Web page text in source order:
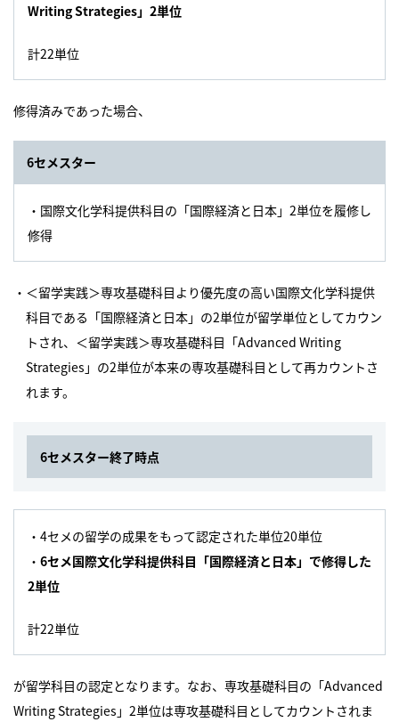
Writing Strategies」2単位
計22単位
修得済みであった場合、
6セメスター
・国際文化学科提供科目の「国際経済と日本」2単位を履修し
修得
・＜留学実践＞専攻基礎科目より優先度の高い国際文化学科提供
科目である「国際経済と日本」の2単位が留学単位としてカウン
トされ、＜留学実践＞専攻基礎科目「Advanced Writing
Strategies」の2単位が本来の専攻基礎科目として再カウントさ
れます。
6セメスター終了時点
・4セメの留学の成果をもって認定された単位20単位
・ 6セメ国際文化学科提供科目「国際経済と日本」で修得した
2単位
計22単位
が留学科目の認定となります。なお、専攻基礎科目の「Advanced
Writing Strategies」2単位は専攻基礎科目としてカウントされま